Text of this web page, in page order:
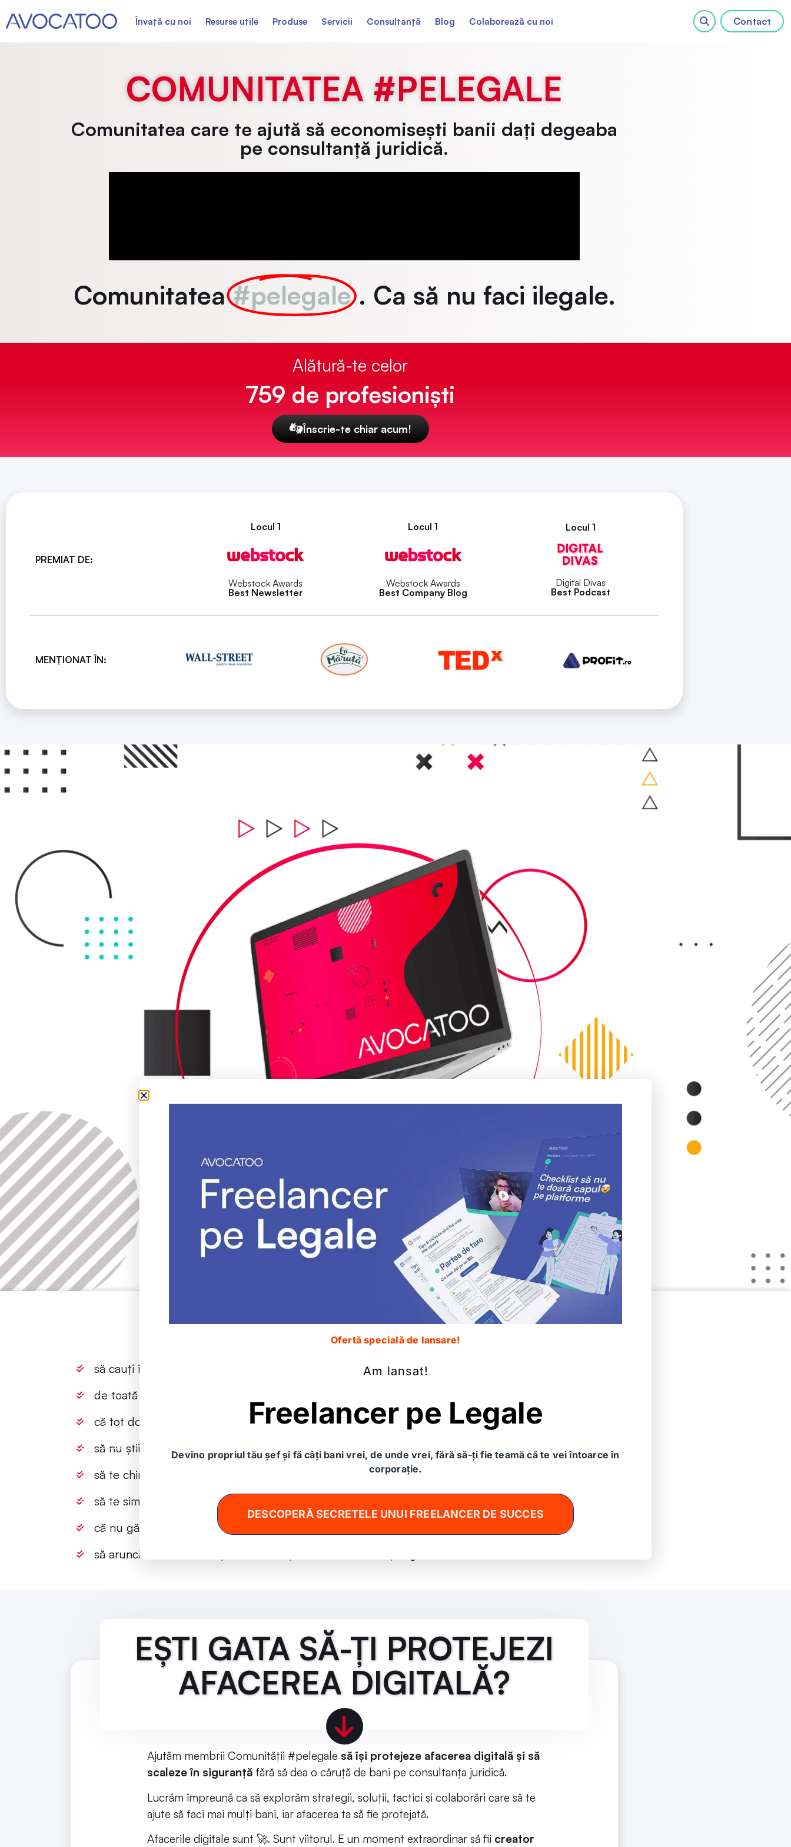
Contact
Învață cu noi Resurse utile Produse Servicii Consultanță Blog Colaborează cu noi
COMUNITATEA #PELEGALE
Comunitatea care te ajută să economisești banii dați degeaba
pe consultanță juridică.
Comunitatea #pelegale . Ca să nu faci ilegale.
Alătură-te celor
759 de profesioniști
Înscrie-te chiar acum!
PREMIAT DE:
Locul 1
Webstock Awards
Best Newsletter
Locul 1
Webstock Awards
Best Company Blog
Locul 1
Digital Divas
Best Podcast
MENȚIONAT ÎN:
Te-ai săturat:
să cauți informații aiurea pe internet și să nu te lămurești?
de toată lumea care-și dă cu părerea fără să știe ceva concret?
că tot domeniul juridic e mega alambicat și nu înțelegi nimic?
să nu știi dacă ai făcut bine când ai semnat contractul ăla?
să te chinui să-ți dai seama ce e mai bine pentru afacerea ta?
să te simți copleșit de toată avalanșa de informații juridice pe care nu ți-o explică nimeni?
că nu găsești informații concrete despre ce ai de făcut ca să fii legal?
să arunci cu bani aiurea pe consultanți care oricum nu înțeleg ce faci tu?
EȘTI GATA SĂ-ȚI PROTEJEZI
AFACEREA DIGITALĂ?
Ajutăm membrii Comunității #pelegale să își protejeze afacerea digitală și să
scaleze în siguranță fără să dea o căruță de bani pe consultanța juridică.
Lucrăm împreună ca să explorăm strategii, soluții, tactici și colaborări care să te
ajute să faci mai mulți bani, iar afacerea ta să fie protejată.
Afacerile digitale sunt 🚀. Sunt viitorul. E un moment extraordinar să fii creator
Ofertă specială de lansare!
Am lansat!
Freelancer pe Legale
Devino propriul tău șef și fă câți bani vrei, de unde vrei, fără să-ți fie teamă că te vei întoarce în
corporație.
DESCOPERĂ SECRETELE UNUI FREELANCER DE SUCCES